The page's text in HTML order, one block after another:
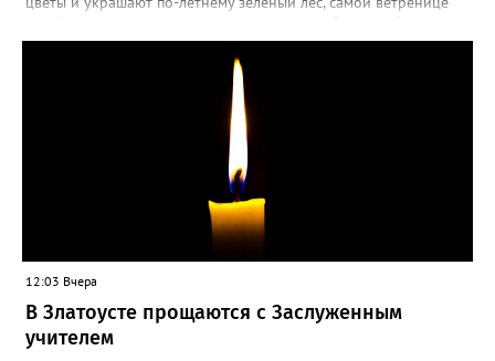
силы перед долгой зимовкой.
12:03 Вчера
В Златоусте прощаются с Заслуженным
учителем